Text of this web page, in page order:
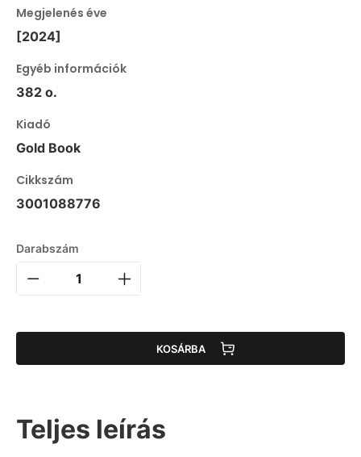
Megjelenés éve
[2024]
Egyéb információk
382 o.
Kiadó
Gold Book
Cikkszám
3001088776
Darabszám
KOSÁRBA
Teljes leírás